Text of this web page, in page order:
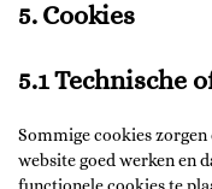
5. Cookies
5.1 Technische
Sommige cookies
website goed werken en